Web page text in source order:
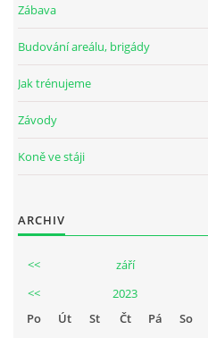
Zábava
Budování areálu, brigády
Jak trénujeme
Závody
Koně ve stáji
ARCHIV
<< září
<<
2023
Po
Út St Čt Pá So